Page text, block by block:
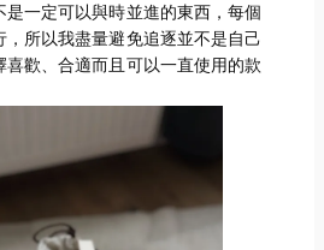
一定可以與時並進的東西，每個
所以我盡量避免追逐並不是自己
歡、合適而且可以一直使用的款